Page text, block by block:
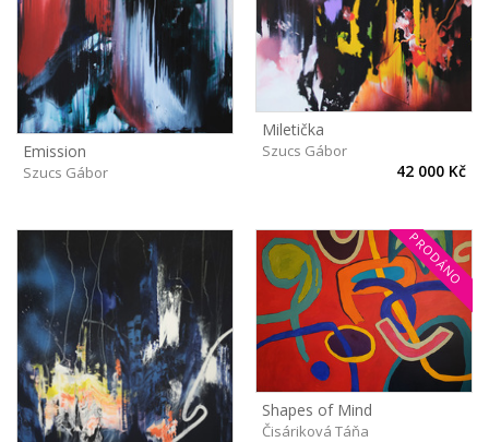
Emission
Szucs Gábor
Miletička
Szucs Gábor
42 000 Kč
PRODÁNO
Shapes of Mind
Čisáriková Táňa